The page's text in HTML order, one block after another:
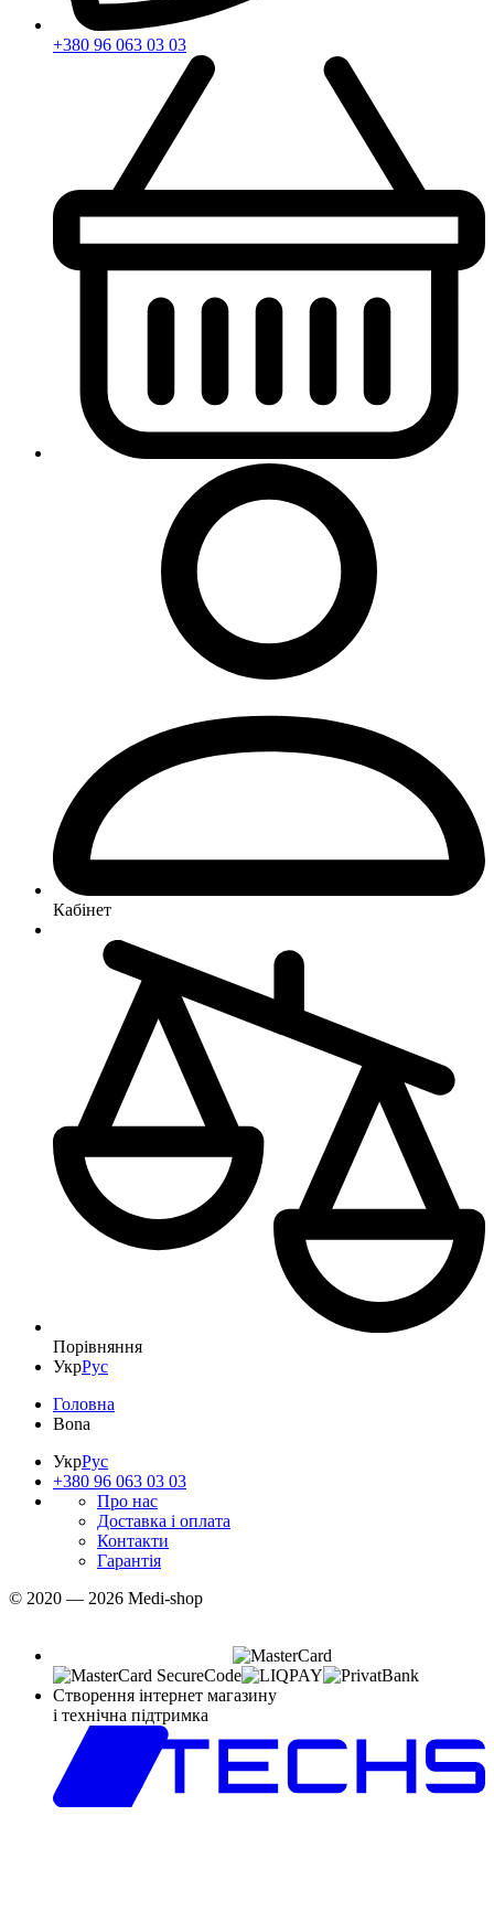
+380 96 063 03 03
Кабінет
Порівняння
УкрРус
Головна
Bona
УкрРус
+380 96 063 03 03
Про нас
Доставка і оплата
Контакти
Гарантія
© 2020 — 2026 Medi-shop
Створення інтернет магазину
і технічна підтримка